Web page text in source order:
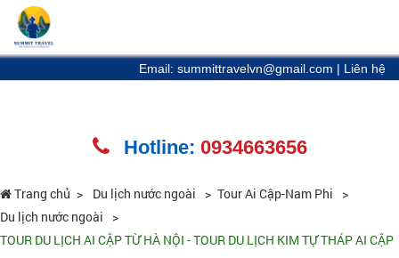
Email: summittravelvn@gmail.com | Liên hệ
Hotline: 0934663656
Trang chủ Du lịch nước ngoài
Tour Ai Cập-Nam Phi
Du lịch nước ngoài
TOUR DU LỊCH AI CẬP TỪ HÀ NỘI - TOUR DU LỊCH KIM TỰ THÁP AI CẬP